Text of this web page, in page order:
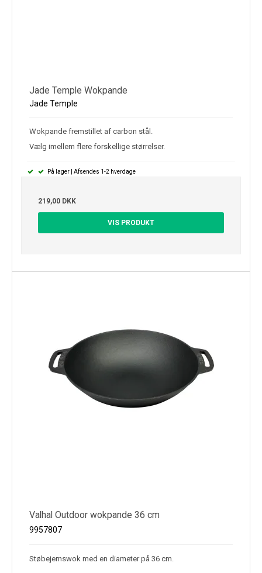
Jade Temple Wokpande
Jade Temple
Wokpande fremstillet af carbon stål.
Vælg imellem flere forskellige størrelser.
På lager | Afsendes 1-2 hverdage
219,00 DKK
VIS PRODUKT
Valhal Outdoor wokpande 36 cm
9957807
Støbejernswok med en diameter på 36 cm.